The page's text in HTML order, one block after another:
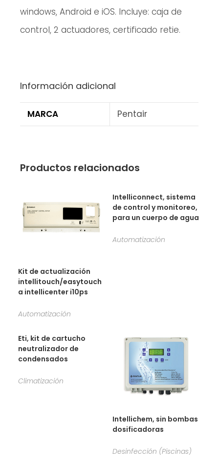
windows, Android e iOS. Incluye: caja de
control, 2 actuadores, certificado retie.
Información adicional
MARCA Pentair
Productos relacionados
Kit de actualización
intellitouch/easytouch
a intellicenter i10ps
Automatización
Intelliconnect, sistema
de control y monitoreo,
para un cuerpo de agua
Automatización
Eti, kit de cartucho
neutralizador de
condensados
Climatización
Intellichem, sin bombas
dosificadoras
Desinfección (Piscinas)